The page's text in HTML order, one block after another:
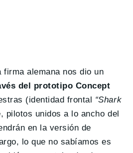
firma alemana nos dio un
del prototipo Concept
(identidad frontal “Shark
pilotos unidos a lo ancho del
en la versión de
lo que no sabíamos es